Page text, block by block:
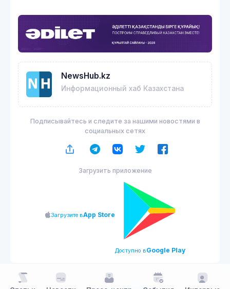
NewsHub.kz
Информационный хаб Казахстана
Подписывайтесь и следите за нашими новостями в
социальных сетях
Загрузить приложение
Загрузите вApp Store
Доступно вGoogle Play